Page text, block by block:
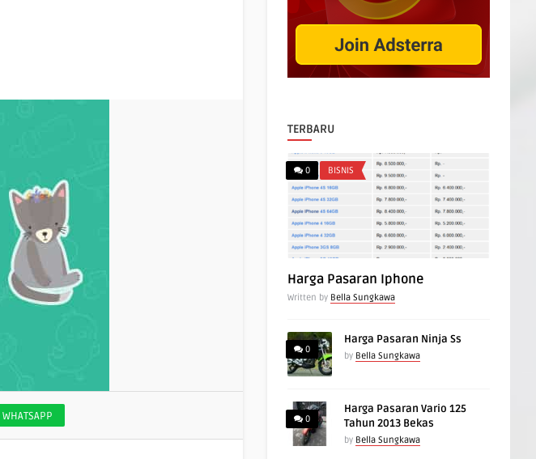
WHATSAPP
TERBARU
0 BISNIS
Harga Pasaran Iphone
Written by Bella Sungkawa
0
Harga Pasaran Ninja Ss
by Bella Sungkawa
0
Harga Pasaran Vario 125
Tahun 2013 Bekas
by Bella Sungkawa